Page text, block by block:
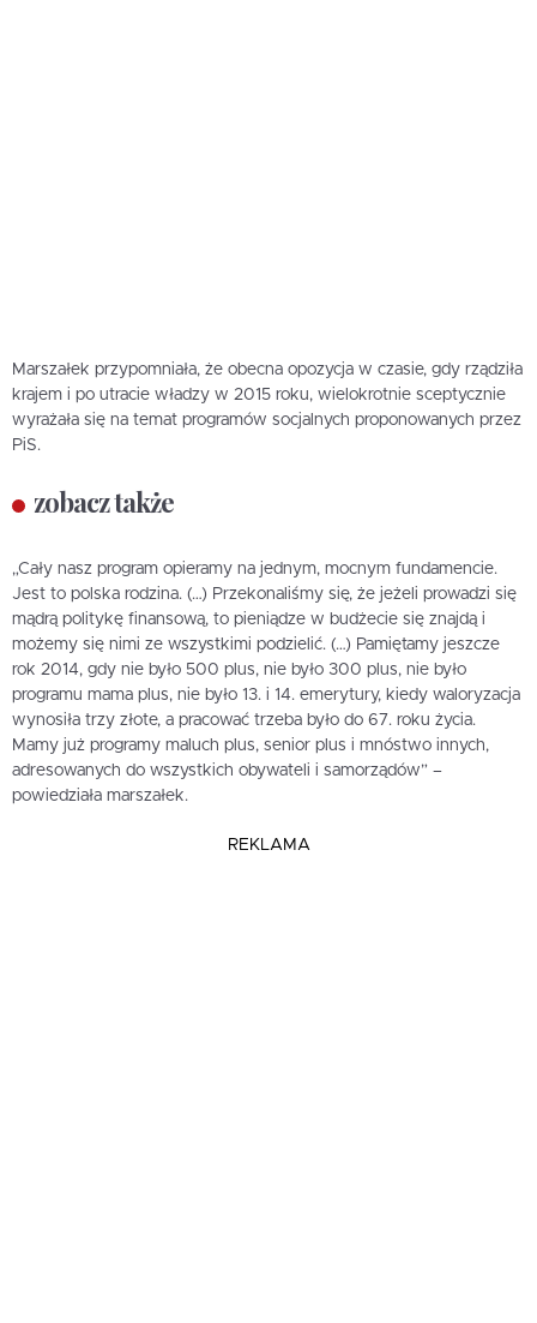
Marszałek przypomniała, że obecna opozycja w czasie, gdy rządziła
krajem i po utracie władzy w 2015 roku, wielokrotnie sceptycznie
wyrażała się na temat programów socjalnych proponowanych przez
PiS.
zobacz także
„Cały nasz program opieramy na jednym, mocnym fundamencie.
Jest to polska rodzina. (…) Przekonaliśmy się, że jeżeli prowadzi się
mądrą politykę finansową, to pieniądze w budżecie się znajdą i
możemy się nimi ze wszystkimi podzielić. (…) Pamiętamy jeszcze
rok 2014, gdy nie było 500 plus, nie było 300 plus, nie było
programu mama plus, nie było 13. i 14. emerytury, kiedy waloryzacja
wynosiła trzy złote, a pracować trzeba było do 67. roku życia.
Mamy już programy maluch plus, senior plus i mnóstwo innych,
adresowanych do wszystkich obywateli i samorządów” –
powiedziała marszałek.
REKLAMA